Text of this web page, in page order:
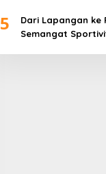
80
5
Dari Lapangan ke
Semangat